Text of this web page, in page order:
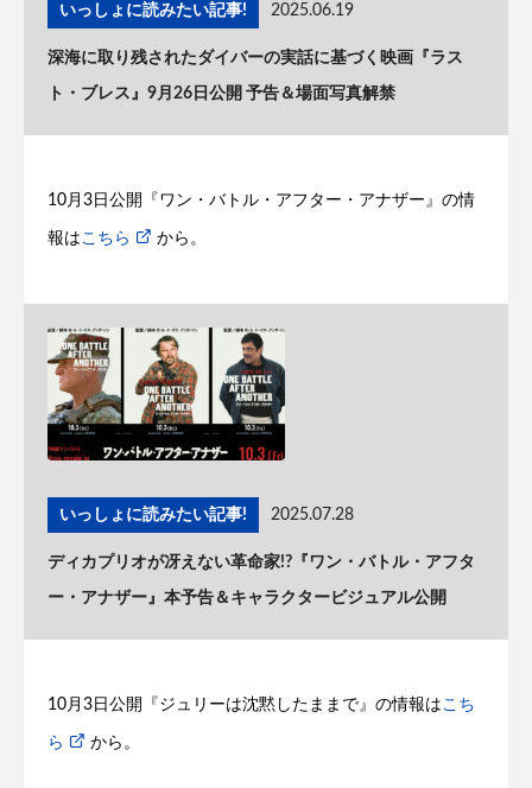
いっしょに読みたい記事! 2025.06.19
深海に取り残されたダイバーの実話に基づく映画『ラス
ト・ブレス』9月26日公開 予告＆場面写真解禁
10月3日公開『ワン・バトル・アフター・アナザー』の情
報は こちら から。
いっしょに読みたい記事! 2025.07.28
ディカプリオが冴えない革命家!?『ワン・バトル・アフタ
ー・アナザー』本予告＆キャラクタービジュアル公開
10月3日公開『ジュリーは沈黙したままで』の情報はこち
ら から。